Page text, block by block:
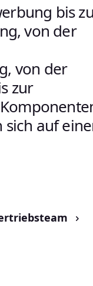
bis
von der
von der
zur
sich auf